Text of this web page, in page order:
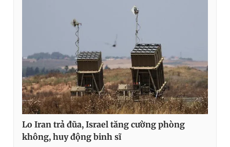
Lo Iran trả đũa, Israel tăng cường phòng
không, huy động binh sĩ